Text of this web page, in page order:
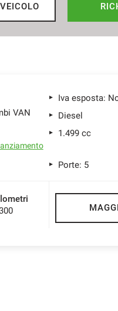
VEICOLO
VAN
Iva esposta:
Diesel
1.499 cc
Porte: 5